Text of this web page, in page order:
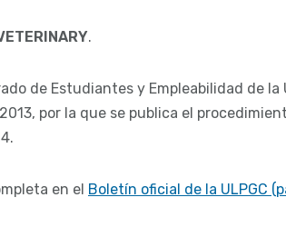
.
de Estudiantes y Empleabilidad de la
por la que se publica el
en el Boletín oficial de la ULPGC